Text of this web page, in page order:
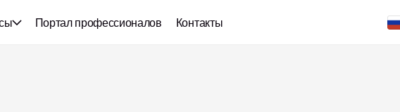
Портал профессионалов Контакты